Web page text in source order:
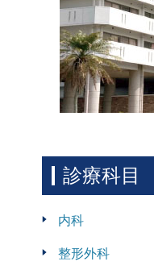
診療科目
内科
整形外科